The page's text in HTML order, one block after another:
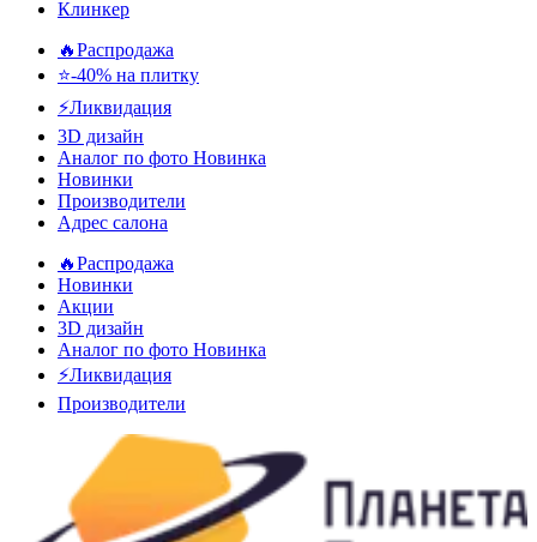
Клинкер
🔥Распродажа
⭐-40% на плитку
⚡️Ликвидация
3D дизайн
Аналог по фото Новинка
Новинки
Производители
Адрес салона
🔥Распродажа
Новинки
Акции
3D дизайн
Аналог по фото Новинка
⚡Ликвидация
Производители